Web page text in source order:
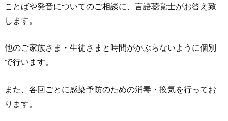
ことばや発音についてのご相談に、言語聴覚士がお答え致
します。
他のご家族さま・生徒さまと時間がかぶらないように個別
で行います。
また、各回ごとに感染予防のための消毒・換気を行ってお
ります。